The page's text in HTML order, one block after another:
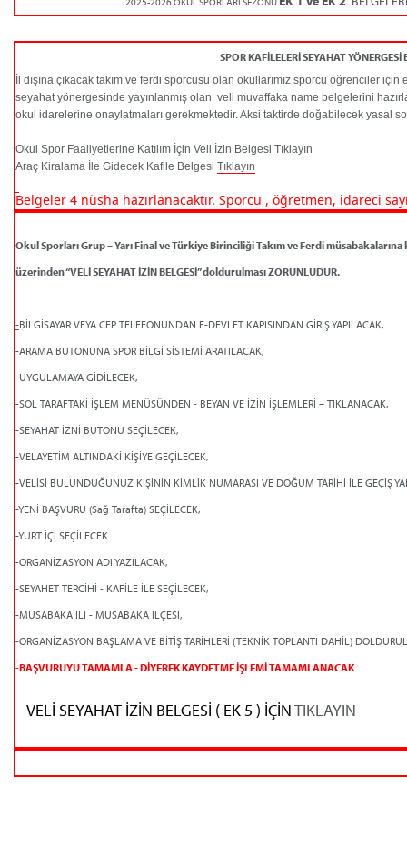
SPOR KAFİLELERİ SEYAHAT YÖNERGESİ
İl dışına çıkacak takım ve ferdi sporcusu olan okullarımız sporcu öğrenciler
seyahat yönergesinde yayınlanmış olan veli muvaffaka name belgelerini
okul idarelerine onaylatmaları gerekmektedir. Aksi taktirde doğabilecek yasal
Okul Spor Faaliyetlerine Katılım İçin Veli İzin Belgesi Tıklayın
Araç Kiralama İle Gidecek Kafile Belgesi Tıklayın
Belgeler 4 nüsha hazırlanacaktır. Sporcu , öğretmen, idareci
Okul Sporları Grup – Yarı Final ve Türkiye Birinciliği Takım ve Ferdi
üzerinden “VELİ SEYAHAT İZİN BELGESİ” doldurulmasıZORUNLUDUR.
-BİLGİSAYAR VEYA CEP TELEFONUNDAN E-DEVLET KAPISINDAN GİRİŞ YAPILACAK,
-ARAMA BUTONUNA SPOR BİLGİ SİSTEMİ ARATILACAK,
-UYGULAMAYA GİDİLECEK,
-SOL TARAFTAKİ İŞLEM MENÜSÜNDEN - BEYAN VE İZİN İŞLEMLERİ – TIKLANACAK,
-SEYAHAT İZNİ BUTONU SEÇİLECEK,
-VELAYETİM ALTINDAKİ KİŞİYE GEÇİLECEK,
-VELİSİ BULUNDUĞUNUZ KİŞİNİN KİMLİK NUMARASI VE DOĞUM TARİHİ İLE GEÇİŞ
-YENİ BAŞVURU (Sağ Tarafta) SEÇİLECEK,
-YURT İÇİ SEÇİLECEK
-ORGANİZASYON ADI YAZILACAK,
-SEYAHET TERCİHİ - KAFİLE İLE SEÇİLECEK,
-MÜSABAKA İLİ - MÜSABAKA İLÇESİ,
-ORGANİZASYON BAŞLAMA VE BİTİŞ TARİHLERİ (TEKNİK TOPLANTI DAHİL)
-BAŞVURUYU TAMAMLA - DİYEREK KAYDETME İŞLEMİ TAMAMLANACAK
VELİ SEYAHAT İZİN BELGESİ ( EK 5 ) İÇİNTIKLAYIN